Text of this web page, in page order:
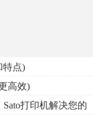
特点)
高效)
打印机解决您的